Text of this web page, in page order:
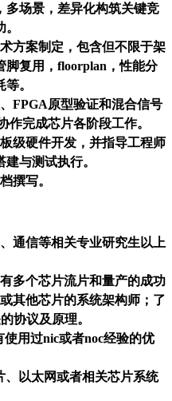
多场景，差异化构筑关键竞
方案制定，包含但不限于架
脚复用，floorplan，性能分
。
FPGA原型验证和混合信号
作完成芯片各阶段工作。
级硬件开发，并指导工程师
与测试执行。
撰写。
通信等相关专业研究生以上
多个芯片流片和量产的成功
其他芯片的系统架构师；了
协议及原理。
用过nic或者noc经验的优
以太网或者相关芯片系统